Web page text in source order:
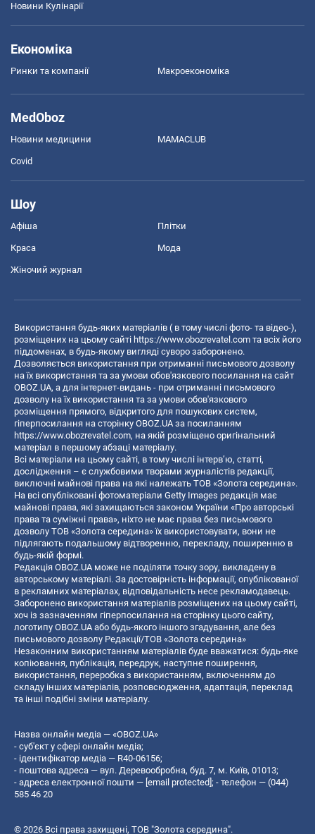
Новини Кулінарії
Економіка
Ринки та компанії Макроекономіка
MedOboz
Новини медицини MAMACLUB
Covid
Шоу
Афіша Плітки
Краса Мода
Жіночий журнал
Використання будь-яких матеріалів ( в тому числі фото- та відео-),
розміщених на цьому сайті https://www.obozrevatel.com та всіх його
піддоменах, в будь-якому вигляді суворо заборонено.
Дозволяється використання при отриманні письмового дозволу
на їх використання та за умови обов'язкового посилання на сайт
OBOZ.UA, а для інтернет-видань - при отриманні письмового
дозволу на їх використання та за умови обов'язкового
розміщення прямого, відкритого для пошукових систем,
гіперпосилання на сторінку OBOZ.UA за посиланням
https://www.obozrevatel.com, на якій розміщено оригінальний
матеріал в першому абзаці матеріалу.
Всі матеріали на цьому сайті, в тому числі інтерв’ю, статті,
дослідження – є службовими творами журналістів редакції,
виключні майнові права на які належать ТОВ «Золота середина».
На всі опубліковані фотоматеріали Getty Images редакція має
майнові права, які захищаються законом України «Про авторські
права та суміжні права», ніхто не має права без письмового
дозволу ТОВ «Золота середина» їх використовувати, вони не
підлягають подальшому відтворенню, перекладу, поширенню в
будь-якій формі.
Редакція OBOZ.UA може не поділяти точку зору, викладену в
авторському матеріалі. За достовірність інформації, опублікованої
в рекламних матеріалах, відповідальність несе рекламодавець.
Заборонено використання матеріалів розміщених на цьому сайті,
хоч із зазначенням гіперпосилання на сторінку цього сайту,
логотипу OBOZ.UA або будь-якого іншого згадування, але без
письмового дозволу Редакції/ТОВ «Золота середина»
Незаконним використанням матеріалів буде вважатися: будь-яке
копiювання, публiкацiя, передрук, наступне поширення,
використання, переробка з використанням, включенням до
складу інших матеріалів, розповсюдження, адаптація, переклад
та інші подібні зміни матеріалу.
Назва онлайн медіа — «OBOZ.UA»
- суб'єкт у сфері онлайн медіа;
- ідентифікатор медіа — R40-06156;
- поштова адреса — вул. Деревообробна, буд. 7, м. Київ, 01013;
- адреса електронної пошти — [email protected] ; - телефон — (044)
585 46 20
© 2026 Всі права захищені, ТОВ "Золота середина".